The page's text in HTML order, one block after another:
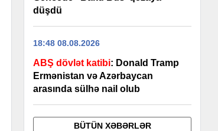
düşdü
18:48 08.08.2026
ABŞ dövlət katibi: Donald Tramp
Ermənistan və Azərbaycan
arasında sülhə nail olub
BÜTÜN XƏBƏRLƏR